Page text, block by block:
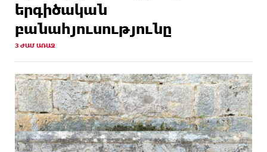
երգիծական
բանահյուսությունը
3 ԺԱՄ ԱՌԱՋ